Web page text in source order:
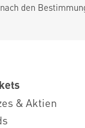
den
& Aktien